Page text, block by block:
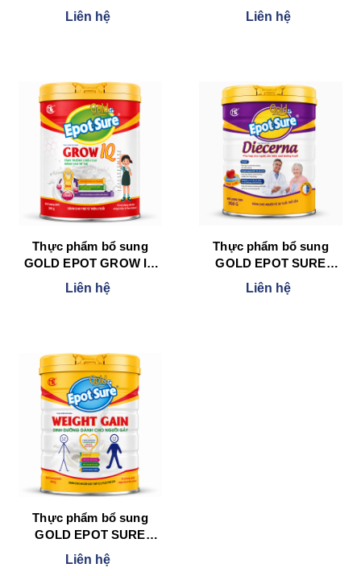
DINH DƯỠNG 900 g
Liên hệ
PEDIA PLUS 900 g
Liên hệ
Thực phẩm bổ sung
GOLD EPOT GROW IQ
900 g
Liên hệ
Thực phẩm bổ sung
GOLD EPOT SURE
DIECERNA 900 g
Liên hệ
Thực phẩm bổ sung
GOLD EPOT SURE
WEIGHT GAIN 900 g
Liên hệ